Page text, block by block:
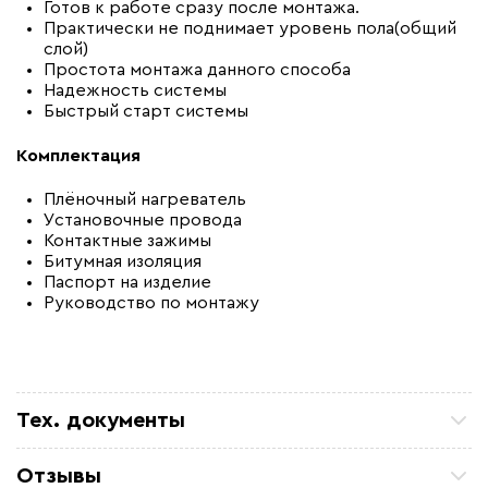
Готов к работе сразу после монтажа.
Практически не поднимает уровень пола(общий
слой)
Простота монтажа данного способа
Надежность системы
Быстрый старт системы
Комплектация
Плёночный нагреватель
Установочные провода
Контактные зажимы
Битумная изоляция
Паспорт на изделие
Руководство по монтажу
Тех. документы
Отзывы